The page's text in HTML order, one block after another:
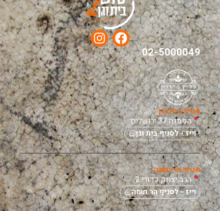
02-5000049
סניף בית וגן
הפסגה 37 ירושלים
וייז - לסניף בית וגן
סניף הר חומה
הרב יצחק כדורי 2
וייז - לסניף הר חומה